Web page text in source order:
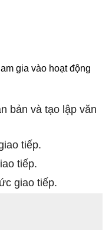
gia vào hoạt động
bản và tạo lập văn
tiếp.
tiếp.
giao tiếp.